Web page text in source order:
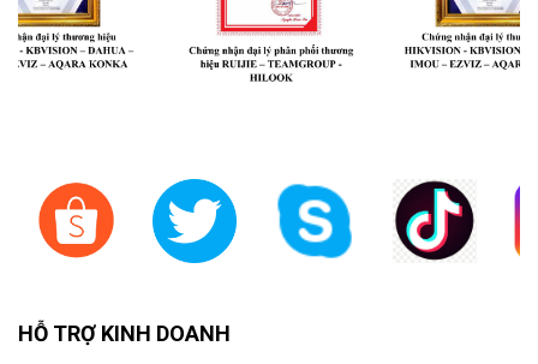
HỖ TRỢ KINH DOANH